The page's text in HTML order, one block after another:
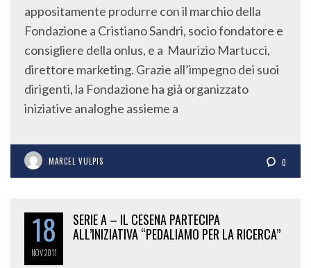
appositamente produrre con il marchio della
Fondazione a Cristiano Sandri, socio fondatore e
consigliere della onlus, e a Maurizio Martucci,
direttore marketing. Grazie all’impegno dei suoi
dirigenti, la Fondazione ha già organizzato
iniziative analoghe assieme a
MARCEL VULPIS 0
18
NOV2011
SERIE A – IL CESENA PARTECIPA
ALL’INIZIATIVA “PEDALIAMO PER LA RICERCA”